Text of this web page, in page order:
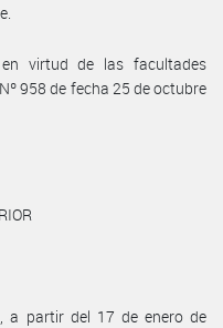
virtud de las facultades
958 de fecha 25 de octubre
a partir del 17 de enero de